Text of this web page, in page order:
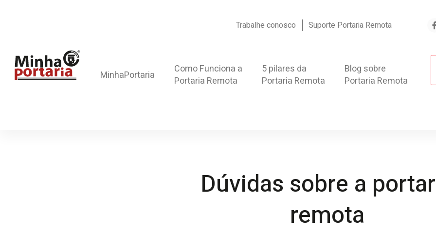
Trabalhe conosco Suporte Portaria Remota
MinhaPortaria
Como Funciona a
Portaria Remota
5 pilares da
Portaria Remota
Blog sobre
Portaria Remota
Dúvidas sobre a
remota